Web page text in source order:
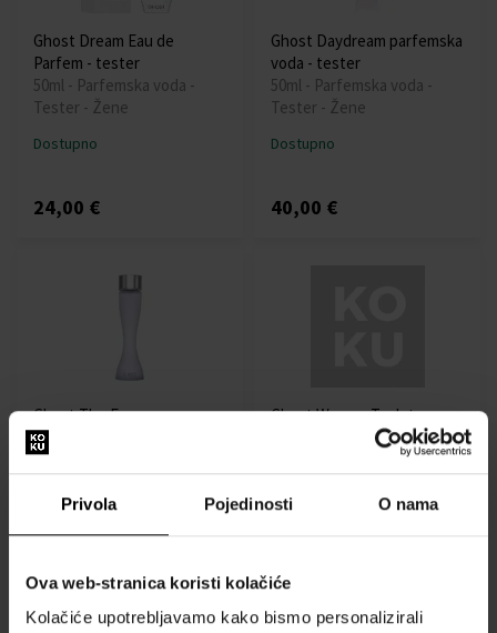
Privola Pojedinosti O nama
Ova web-stranica koristi kolačiće
Kolačiće upotrebljavamo kako bismo personalizirali
Ghost Dream Eau de
Parfem - tester
50ml - Parfemska voda -
Tester - Žene
Dostupno
24,00 €
Ghost Daydream parfemska
voda - tester
50ml - Parfemska voda -
Tester - Žene
Dostupno
40,00 €
Ghost The Fragrance
Toaletna voda
100ml - Toaletne vode -
46,00 €
Ghost Woman Toaletna
50ml - Toaletna voda -
13,00 €